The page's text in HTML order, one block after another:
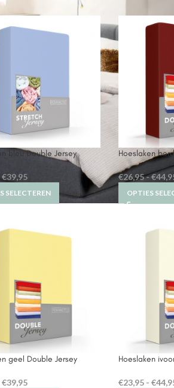
bleu Double Jersey
€39,95
SELECTEREN
Hoeslaken
€26,95-€
OPTIES
geel Double Jersey
€39,95
Hoeslaken
€23,95 - €